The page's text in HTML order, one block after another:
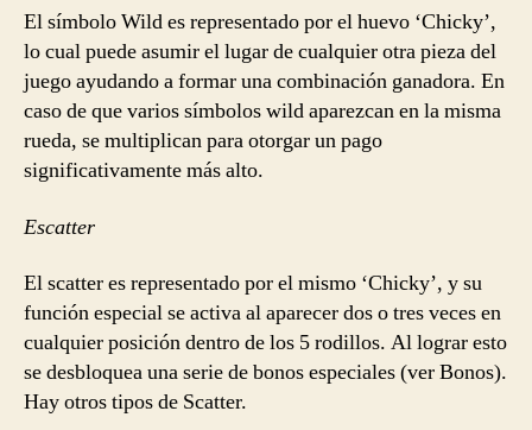
El símbolo Wild es representado por el huevo ‘Chicky’,
lo cual puede asumir el lugar de cualquier otra pieza del
juego ayudando a formar una combinación ganadora. En
caso de que varios símbolos wild aparezcan en la misma
rueda, se multiplican para otorgar un pago
significativamente más alto.
Escatter
El scatter es representado por el mismo ‘Chicky’, y su
función especial se activa al aparecer dos o tres veces en
cualquier posición dentro de los 5 rodillos. Al lograr esto
se desbloquea una serie de bonos especiales (ver Bonos).
Hay otros tipos de Scatter.